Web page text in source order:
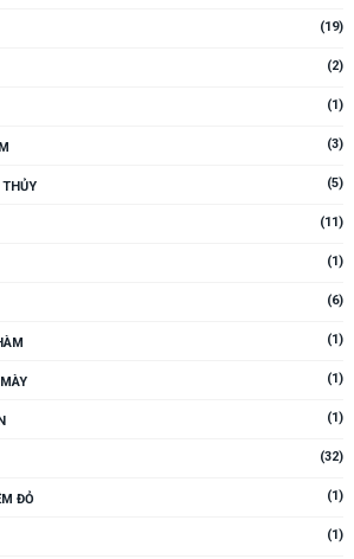
(19)
(2)
(1)
(3)
(5)
(11)
(1)
(6)
(1)
(1)
(1)
(32)
ĐỎ (1)
(1)